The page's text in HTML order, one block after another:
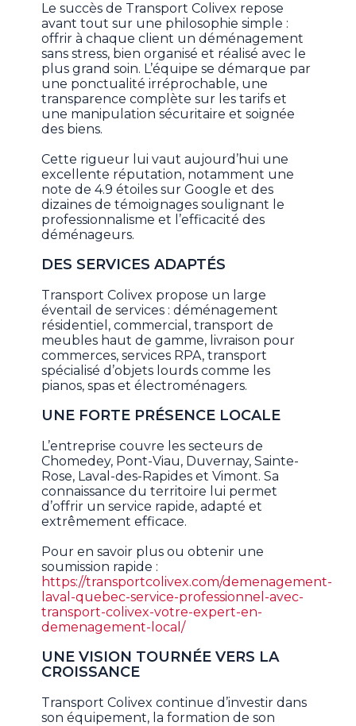
Le succès de Transport Colivex repose
avant tout sur une philosophie simple :
offrir à chaque client un déménagement
sans stress, bien organisé et réalisé avec le
plus grand soin. L’équipe se démarque par
une ponctualité irréprochable, une
transparence complète sur les tarifs et
une manipulation sécuritaire et soignée
des biens.
Cette rigueur lui vaut aujourd’hui une
excellente réputation, notamment une
note de 4.9 étoiles sur Google et des
dizaines de témoignages soulignant le
professionnalisme et l’efficacité des
déménageurs.
DES SERVICES ADAPTÉS
Transport Colivex propose un large
éventail de services : déménagement
résidentiel, commercial, transport de
meubles haut de gamme, livraison pour
commerces, services RPA, transport
spécialisé d’objets lourds comme les
pianos, spas et électroménagers.
UNE FORTE PRÉSENCE LOCALE
L’entreprise couvre les secteurs de
Chomedey, Pont-Viau, Duvernay, Sainte-
Rose, Laval-des-Rapides et Vimont. Sa
connaissance du territoire lui permet
d’offrir un service rapide, adapté et
extrêmement efficace.
Pour en savoir plus ou obtenir une
soumission rapide :
https://transportcolivex.com/demenagement-
laval-quebec-service-professionnel-avec-
transport-colivex-votre-expert-en-
demenagement-local/
UNE VISION TOURNÉE VERS LA
CROISSANCE
Transport Colivex continue d’investir dans
son équipement, la formation de son